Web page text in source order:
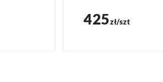
425zł/szt